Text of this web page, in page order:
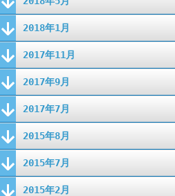
2018年1月
2017年11月
2017年9月
2017年7月
2015年8月
2015年7月
2015年2月